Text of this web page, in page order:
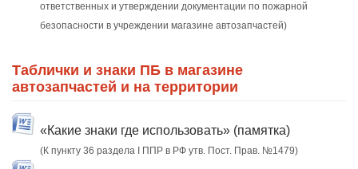
ответственных и утверждении документации по пожарной
безопасности в учреждении магазине автозапчастей)
Таблички и знаки ПБ в магазине
автозапчастей и на территории
«Какие знаки где использовать» (памятка)
(К пункту 36 раздела I ППР в РФ утв. Пост. Прав. №1479)